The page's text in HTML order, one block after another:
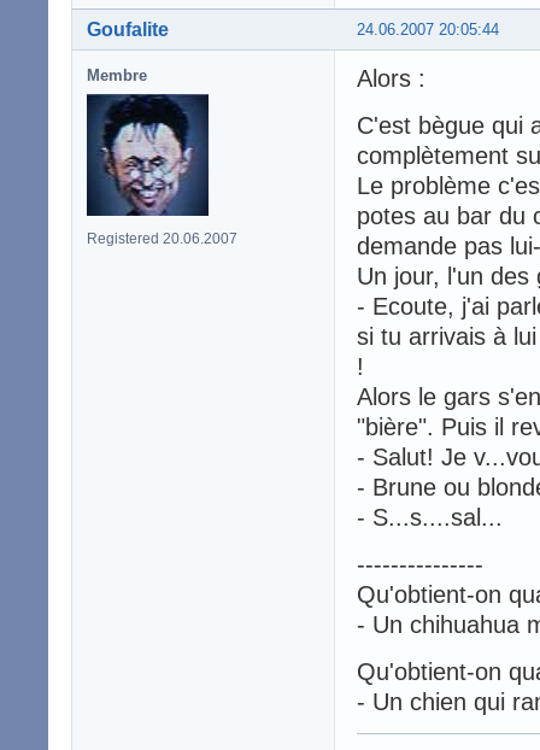
24.06.2007 20:05:44
Goufalite
Membre
Registered 20.06.2007
Alors :
C'est bègue qui
complètement
Le problème
potes au bar du
demande pas
Un jour, l'un des
- Ecoute, j'ai
si tu arrivais à
!
Alors le gars
"bière". Puis il
- Salut! Je
- Brune ou
- S...s....sal...
---------------
Qu'obtient-on
- Un chihuahua
Qu'obtient-on
- Un chien qui